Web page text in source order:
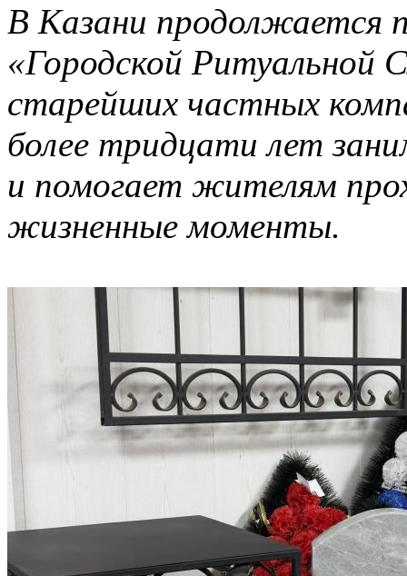
В Казани продолжается
«Городской Ритуальной
старейших частных
более тридцати лет
и помогает жителям
жизненные моменты.